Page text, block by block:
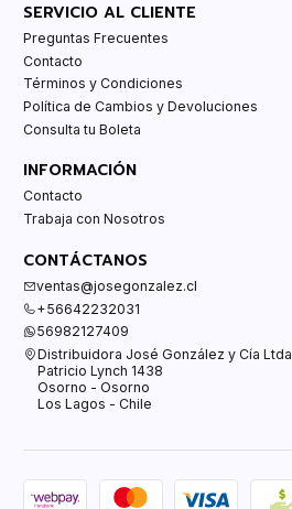
SERVICIO AL CLIENTE
Preguntas Frecuentes
Contacto
Términos y Condiciones
Política de Cambios y Devoluciones
Consulta tu Boleta
INFORMACIÓN
Contacto
Trabaja con Nosotros
CONTÁCTANOS
ventas@josegonzalez.cl
+56642232031
56982127409
Distribuidora José González y Cía Ltda
Patricio Lynch 1438
Osorno - Osorno
Los Lagos - Chile